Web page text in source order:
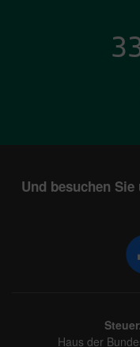
Und besuchen
Haus der